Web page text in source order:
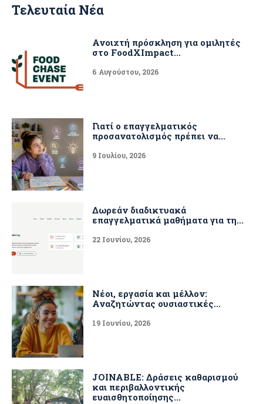
Τελευταία Νέα
Ανοιχτή πρόσκληση για ομιλητές
στο FoodXImpact...
6 Αυγούστου, 2026
Γιατί ο επαγγελματικός
προσανατολισμός πρέπει να...
9 Ιουλίου, 2026
Δωρεάν διαδικτυακά
επαγγελματικά μαθήματα για τη...
22 Ιουνίου, 2026
Νέοι, εργασία και μέλλον:
Αναζητώντας ουσιαστικές...
19 Ιουνίου, 2026
JOINABLE: Δράσεις καθαρισμού
και περιβαλλοντικής
ευαισθητοποίησης...